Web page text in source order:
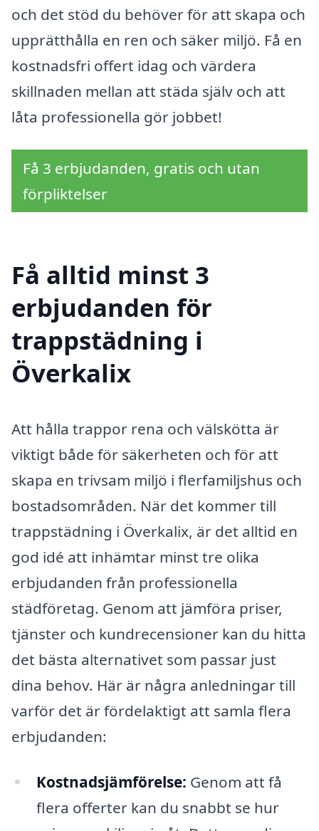
och det stöd du behöver för att skapa och
upprätthålla en ren och säker miljö. Få en
kostnadsfri offert idag och värdera
skillnaden mellan att städa själv och att
låta professionella gör jobbet!
Få 3 erbjudanden, gratis och utan
förpliktelser
Få alltid minst 3
erbjudanden för
trappstädning i
Överkalix
Att hålla trappor rena och välskötta är
viktigt både för säkerheten och för att
skapa en trivsam miljö i flerfamiljshus och
bostadsområden. När det kommer till
trappstädning i Överkalix, är det alltid en
god idé att inhämtar minst tre olika
erbjudanden från professionella
städföretag. Genom att jämföra priser,
tjänster och kundrecensioner kan du hitta
det bästa alternativet som passar just
dina behov. Här är några anledningar till
varför det är fördelaktigt att samla flera
erbjudanden:
Kostnadsjämförelse: Genom att få
flera offerter kan du snabbt se hur